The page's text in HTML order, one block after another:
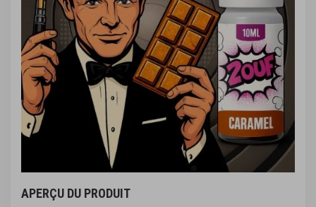
APERÇU DU PRODUIT